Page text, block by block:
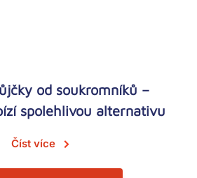
od soukromníků –
spolehlivou alternativu
Číst více